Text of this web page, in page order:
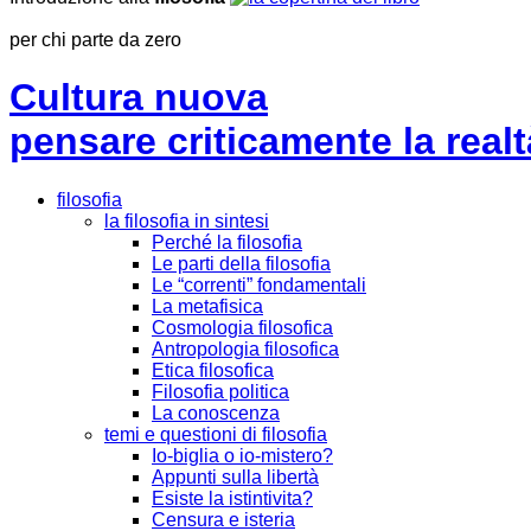
per chi parte da zero
Cultura nuova
pensare criticamente la
filosofia
la filosofia in sintesi
Perché la filosofia
Le parti della filosofia
Le “correnti” fondamentali
La metafisica
Cosmologia filosofica
Antropologia filosofica
Etica filosofica
Filosofia politica
La conoscenza
temi e questioni di filosofia
Io-biglia o io-mistero?
Appunti sulla libertà
Esiste la istintivita?
Censura e isteria